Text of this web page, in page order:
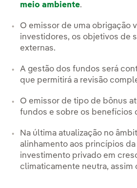
meio ambiente.
O emissor de uma obrigação
investidores, os objetivos de
externas.
A gestão dos fundos será
que permitirá a revisão
O emissor de tipo de bônus
fundos e sobre os benefícios
Na última atualização no
alinhamento aos princípios
investimento privado em
climaticamente neutra, assim